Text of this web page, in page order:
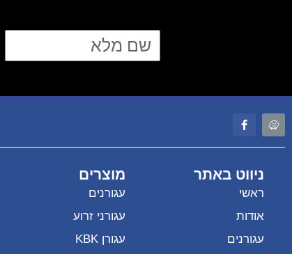
ניווט באתר
ראשי
אודות
עגורנים
מוצרים
עגורנים
עגורני זרוע
עגורן KBK